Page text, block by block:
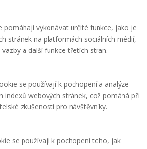
pomáhají vykonávat určité funkce, jako je
stránek na platformách sociálních médií,
a další funkce třetích stran.
se používají k pochopení a analýze
indexů webových stránek, což pomáhá při
zkušenosti pro návštěvníky.
se používají k pochopení toho, jak